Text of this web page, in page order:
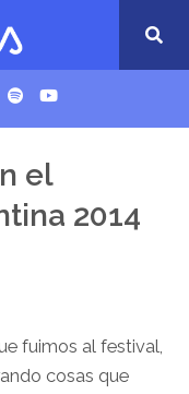
el
2014
fuimos al festival,
cosas que